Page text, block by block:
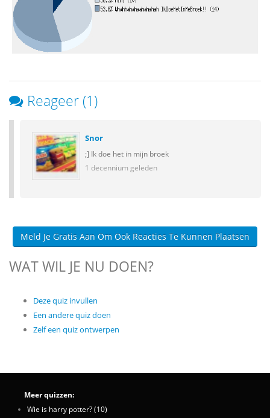
Reageer (1)
Snor
;] Ik doe het in mijn broek
1 decennium geleden
Meld Je Gratis Aan Om Ook Reacties Te Kunnen Plaatsen
WAT WIL JE NU DOEN?
Deze quiz invullen
Een andere quiz doen
Zelf een quiz ontwerpen
Meer quizzen:
Wie is harry potter? (10)